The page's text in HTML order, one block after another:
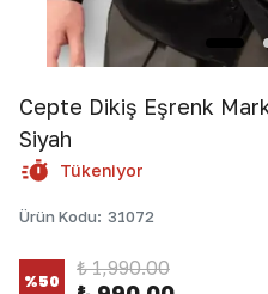
Cepte Dikiş Eşrenk
Siyah
Tükeniyor
Ürün Kodu: 31072
%50
₺ 1,990.00